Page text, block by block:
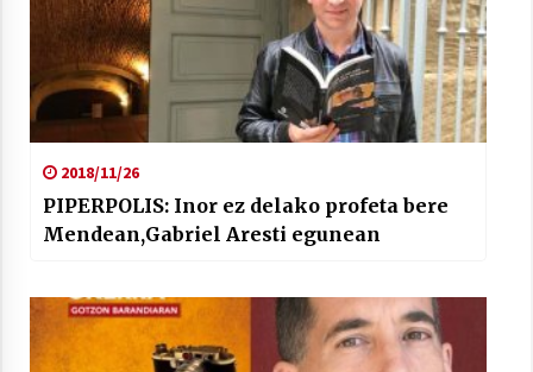
2018/11/26
PIPERPOLIS: Inor ez delako profeta bere
Mendean,Gabriel Aresti egunean